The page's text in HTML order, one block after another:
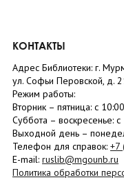
КОНТАКТЫ
Адрес Библиотеки: г.
ул. Софьи Перовской, д.
Режим работы:
Вторник – пятница: с
Суббота – воскресенье:
Выходной день –
Телефон для справок: +7
E-mail: ruslib@mgounb.ru
Политика обработки